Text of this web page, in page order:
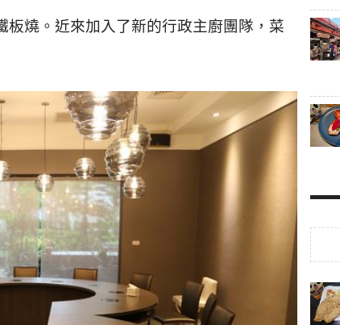
板燒。近來加入了新的行政主廚團隊，菜